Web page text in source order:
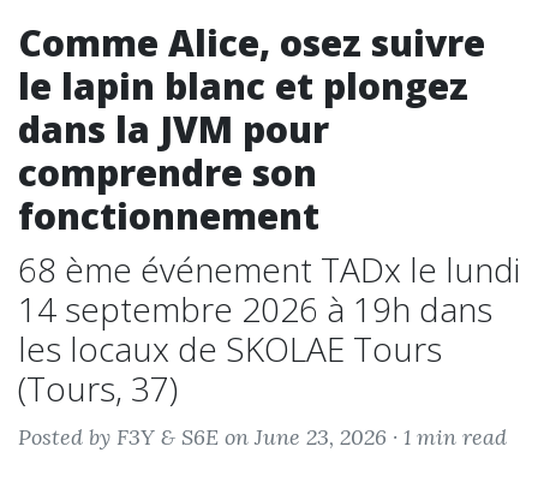
Comme Alice, osez suivre
le lapin blanc et plongez
dans la JVM pour
comprendre son
fonctionnement
68 ème événement TADx le lundi
14 septembre 2026 à 19h dans
les locaux de SKOLAE Tours
(Tours, 37)
Posted by F3Y & S6E on June 23, 2026 · 1 min read